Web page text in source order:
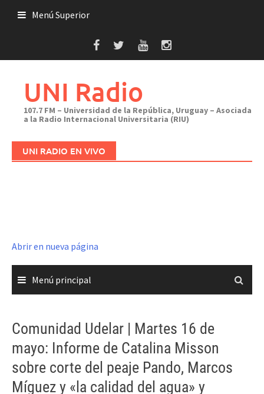
Menú Superior
UNI Radio
107.7 FM – Universidad de la República, Uruguay – Asociada
a la Radio Internacional Universitaria (RIU)
UNI RADIO EN VIVO
Abrir en nueva página
Menú principal
Comunidad Udelar | Martes 16 de
mayo: Informe de Catalina Misson
sobre corte del peaje Pando, Marcos
Míguez y «la calidad del agua» y